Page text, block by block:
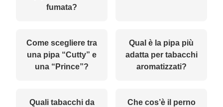
fumata?
Come scegliere tra
una pipa “Cutty” e
una “Prince”?
Qual è la pipa più
adatta per tabacchi
aromatizzati?
Quali tabacchi da
Che cos’è il perno